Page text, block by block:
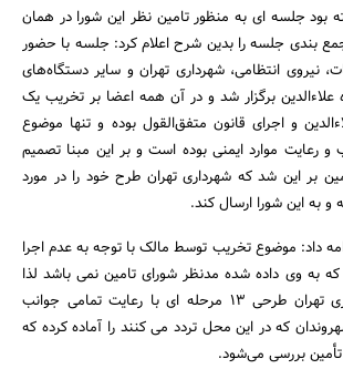
جستجو
بود جلسه ای به منظور تامین نظر این شورا در همان
بندی جلسه را بدین شرح اعلام کرد: جلسه با حضور
نیروی انتظامی، شهرداری تهران و سایر دستگاه‌های
علاءالدین برگزار شد و در آن همه اعضا بر تخریب یک
و اجرای قانون متفق‌القول بوده و تنها موضوع
رعایت موارد ایمنی بوده است و بر این مبنا تصمیم
بر این شد که شهرداری تهران طرح خود را در مورد
و به این شورا ارسال کند.
داد: موضوع تخریب توسط مالک با توجه به عدم اجرا
به وی داده شده مدنظر شورای تامین نمی باشد لذا
همکاران ما در شهرداری تهران طرحی 13 مرحله ای با رعایت تمامی جوانب
که در این محل تردد می کنند را آماده کرده که
بررسی می‌شود.